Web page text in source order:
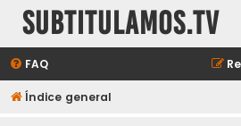
subtitulamos.tv
FAQ
Índice general